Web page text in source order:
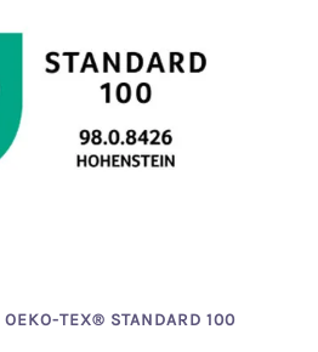
OEKO-TEX® STANDARD 100